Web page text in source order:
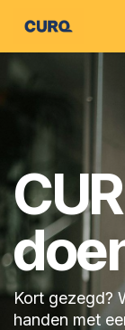
Kort gezegd?
handen met